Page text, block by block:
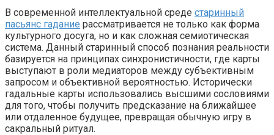
В современной интеллектуальной среде старинный
пасьянс гадание рассматривается не только как форма
культурного досуга, но и как сложная семиотическая
система. Данный старинный способ познания реальности
базируется на принципах синхронистичности, где карты
выступают в роли медиаторов между субъективным
запросом и объективной вероятностью. Исторически
гадальные карты использовались высшими сословиями
для того, чтобы получить предсказание на ближайшее
или отдаленное будущее, превращая обычную игру в
сакральный ритуал.